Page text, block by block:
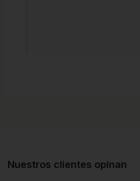
Nuestros clientes opinan